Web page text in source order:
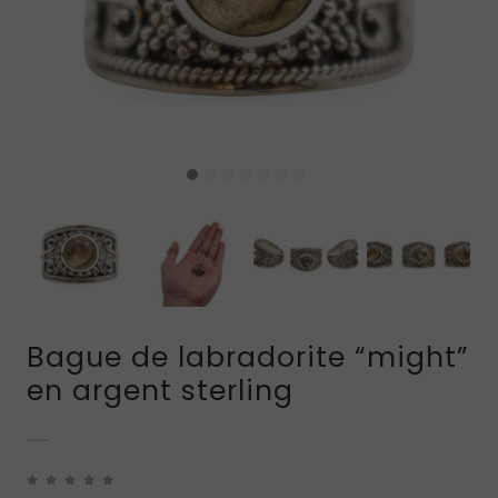
Bague de labradorite “might”
en argent sterling